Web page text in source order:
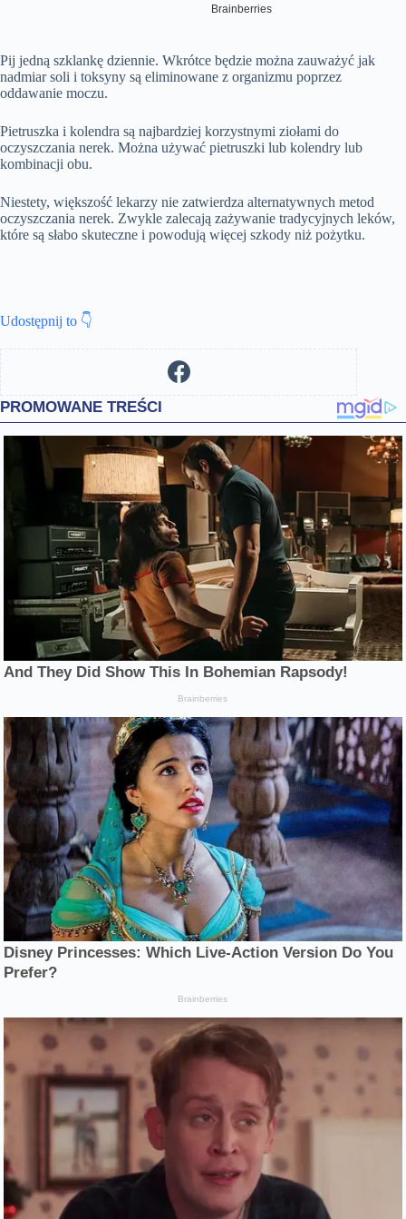
Pij jedną szklankę dziennie. Wkrótce będzie można zauważyć jak
nadmiar soli i toksyny są eliminowane z organizmu poprzez
oddawanie moczu.
Pietruszka i kolendra są najbardziej korzystnymi ziołami do
oczyszczania nerek. Można używać pietruszki lub kolendry lub
kombinacji obu.
Niestety, większość lekarzy nie zatwierdza alternatywnych metod
oczyszczania nerek. Zwykle zalecają zażywanie tradycyjnych leków,
które są słabo skuteczne i powodują więcej szkody niż pożytku.
Udostępnij to 👇